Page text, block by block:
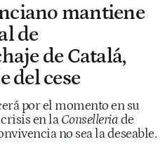
mantiene
de
de Catalá,
del cese
por el momento en su
en laConselleriade
no sea la deseable.